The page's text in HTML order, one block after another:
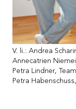
Zahlen
Fragen
Up to
V. li.: Andrea
Annecatrien
Petra Lindner,
Petra